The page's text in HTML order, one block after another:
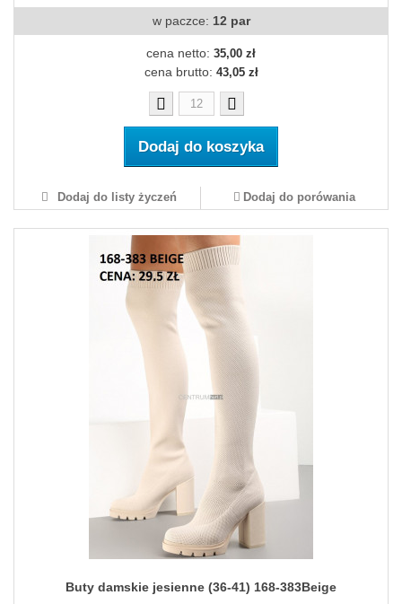
w paczce: 12 par
cena netto: 35,00 zł
cena brutto: 43,05 zł
Dodaj do koszyka
Dodaj do listy życzeń Dodaj do porówania
Buty damskie jesienne (36-41) 168-383Beige